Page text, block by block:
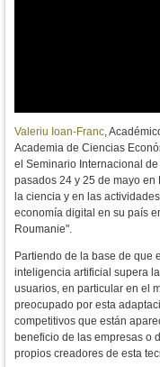
Valeriu Ioan-Franc,
Academia de Ciencias
el Seminario Internacional
pasados 24 y 25 de mayo
la ciencia y en las
economía digital en su país
Roumanie".
Partiendo de la base de que
inteligencia artificial supera
usuarios, en particular en el
preocupado por esta
competitivos que están
beneficio de las empresas o
propios creadores de esta